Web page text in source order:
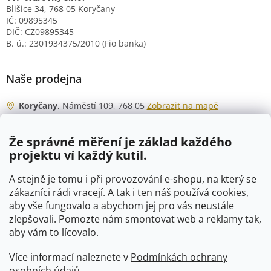
Že správné měření je základ každého
projektu ví každý kutil.
A stejně je tomu i při provozování e-shopu, na který se
zákazníci rádi vracejí. A tak i ten náš používá cookies,
aby vše fungovalo a abychom jej pro vás neustále
zlepšovali. Pomozte nám smontovat web a reklamy tak,
aby vám to lícovalo.
Více informací naleznete v Podmínkách ochrany
Blišice 34, 768 05 Koryčany
IČ: 09895345
DIČ: CZ09895345
B. ú.: 2301934375/2010 (Fio banka)
Naše prodejna
Koryčany, Náměstí 109, 768 05 Zobrazit na mapě
Po - Čt
06:00 - 07:00
07:30 - 15:30
Pá
06:00 - 07:00
07:30 - 15:00
So
07:00 - 10:00
Ne
zavřeno